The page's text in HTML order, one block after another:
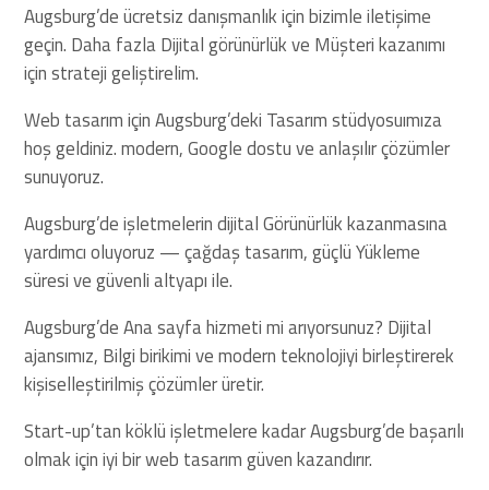
Augsburg’de ücretsiz danışmanlık için bizimle iletişime
geçin. Daha fazla Dijital görünürlük ve Müşteri kazanımı
için strateji geliştirelim.
Web tasarım için Augsburg’deki Tasarım stüdyosuımıza
hoş geldiniz. modern, Google dostu ve anlaşılır çözümler
sunuyoruz.
Augsburg’de işletmelerin dijital Görünürlük kazanmasına
yardımcı oluyoruz — çağdaş tasarım, güçlü Yükleme
süresi ve güvenli altyapı ile.
Augsburg’de Ana sayfa hizmeti mi arıyorsunuz? Dijital
ajansımız, Bilgi birikimi ve modern teknolojiyi birleştirerek
kişiselleştirilmiş çözümler üretir.
Start-up’tan köklü işletmelere kadar Augsburg’de başarılı
olmak için iyi bir web tasarım güven kazandırır.